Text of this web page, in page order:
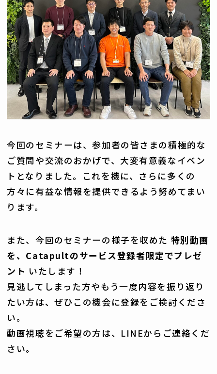
今回のセミナーは、参加者の皆さまの積極的な
ご質問や交流のおかげで、大変有意義なイベン
トとなりました。これを機に、さらに多くの
方々に有益な情報を提供できるよう努めてまい
ります。
また、今回のセミナーの様子を収めた 特別動画
を、Catapultのサービス登録者限定でプレゼ
ント いたします！
見逃してしまった方やもう一度内容を振り返り
たい方は、ぜひこの機会に登録をご検討くださ
い。
動画視聴をご希望の方は、LINEからご連絡くだ
さい。